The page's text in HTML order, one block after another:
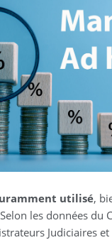
utilisé,
les données du
Judiciaires